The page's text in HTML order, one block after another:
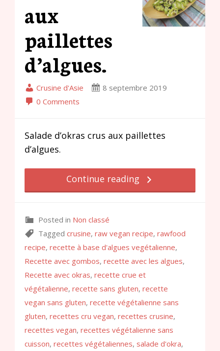
aux
paillettes
d’algues.
Crusine d'Asie
8 septembre 2019
0 Comments
Salade d’okras crus aux paillettes
d’algues.
Continue reading
Posted in Non classé
Tagged crusine, raw vegan recipe, rawfood
recipe, recette à base d'algues vegétalienne,
Recette avec gombos, recette avec les algues,
Recette avec okras, recette crue et
végétalienne, recette sans gluten, recette
vegan sans gluten, recette végétalienne sans
gluten, recettes cru vegan, recettes crusine,
recettes vegan, recettes végétalienne sans
cuisson, recettes végétaliennes, salade d'okra,